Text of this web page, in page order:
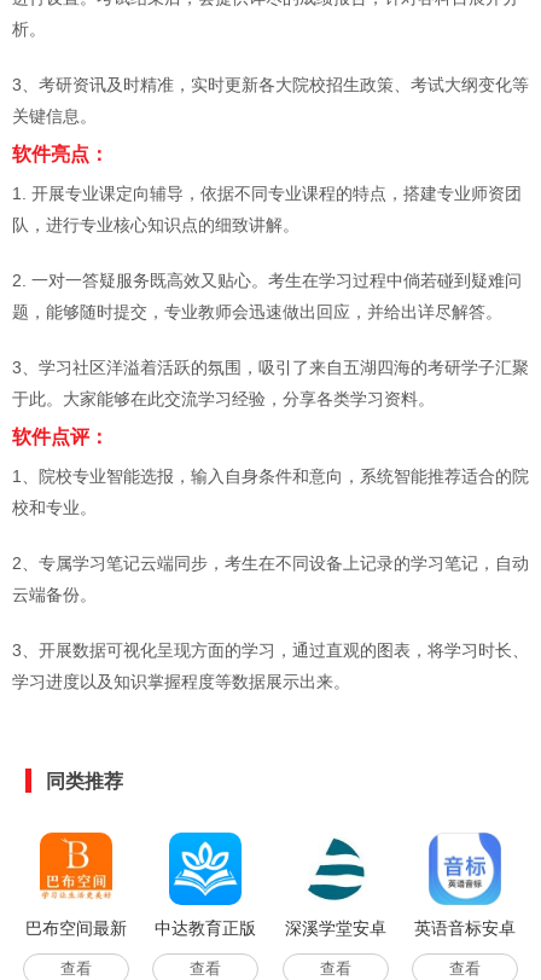
析。
3、考研资讯及时精准，实时更新各大院校招生政策、考试大纲变化等
关键信息。
软件亮点：
1. 开展专业课定向辅导，依据不同专业课程的特点，搭建专业师资团
队，进行专业核心知识点的细致讲解。
2. 一对一答疑服务既高效又贴心。考生在学习过程中倘若碰到疑难问
题，能够随时提交，专业教师会迅速做出回应，并给出详尽解答。
3、学习社区洋溢着活跃的氛围，吸引了来自五湖四海的考研学子汇聚
于此。大家能够在此交流学习经验，分享各类学习资料。
软件点评：
1、院校专业智能选报，输入自身条件和意向，系统智能推荐适合的院
校和专业。
2、专属学习笔记云端同步，考生在不同设备上记录的学习笔记，自动
云端备份。
3、开展数据可视化呈现方面的学习，通过直观的图表，将学习时长、
学习进度以及知识掌握程度等数据展示出来。
同类推荐
巴布空间最新
版
查看
中达教育正版
查看
深溪学堂安卓
免费版
查看
英语音标安卓
直装版
查看